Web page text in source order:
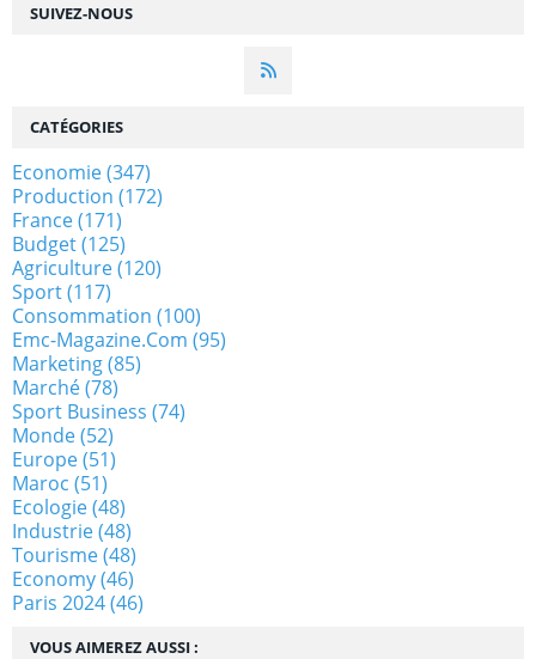
SUIVEZ-NOUS
VOUS AIMEREZ AUSSI :
CATÉGORIES
Economie(347)
Production (172)
France(171)
Budget(125)
Agriculture(120)
Sport(117)
Consommation (100)
Emc-Magazine.com (95)
Marketing(85)
Marché(78)
Sport Business (74)
Monde(52)
Europe(51)
Maroc (51)
Ecologie(48)
Industrie(48)
Tourisme(48)
Economy(46)
Paris 2024(46)